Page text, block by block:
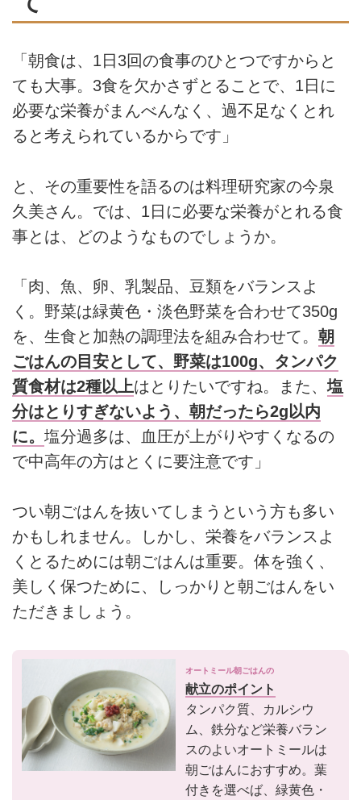
「朝食は、1日3回の食事のひとつですからと
ても大事。3食を欠かさずとることで、1日に
必要な栄養がまんべんなく、過不足なくとれ
ると考えられているからです」
と、その重要性を語るのは料理研究家の今泉
久美さん。では、1日に必要な栄養がとれる食
事とは、どのようなものでしょうか。
「肉、魚、卵、乳製品、豆類をバランスよ
く。野菜は緑黄色・淡色野菜を合わせて350g
を、生食と加熱の調理法を組み合わせて。 朝
ごはんの目安として、野菜は100g、タンパク
質食材は2種以上はとりたいですね。また、塩
分はとりすぎないよう、朝だったら2g以内
に。 塩分過多は、血圧が上がりやすくなるの
で中高年の方はとくに要注意です」
つい朝ごはんを抜いてしまうという方も多い
かもしれません。しかし、栄養をバランスよ
くとるためには朝ごはんは重要。体を強く、
美しく保つために、しっかりと朝ごはんをい
ただきましょう。
オートミール朝ごはんの
献立のポイント
タンパク質、カルシウ
ム、鉄分など栄養バラン
スのよいオートミールは
朝ごはんにおすすめ。葉
付きを選べば、緑黄色・